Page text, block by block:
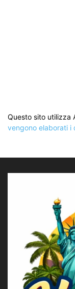
Questo sito utilizza
vengono elaborati i